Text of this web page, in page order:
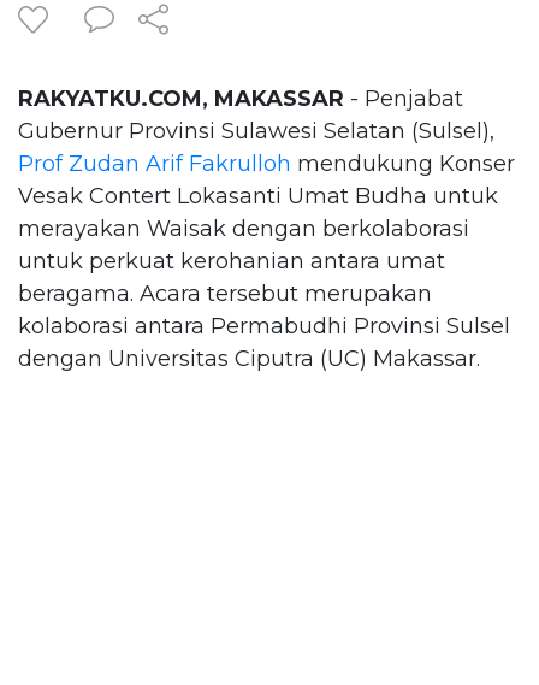
RAKYATKU.COM, MAKASSAR - Penjabat
Gubernur Provinsi Sulawesi Selatan (Sulsel),
Prof Zudan Arif Fakrulloh mendukung Konser
Vesak Contert Lokasanti Umat Budha untuk
merayakan Waisak dengan berkolaborasi
untuk perkuat kerohanian antara umat
beragama. Acara tersebut merupakan
kolaborasi antara Permabudhi Provinsi Sulsel
dengan Universitas Ciputra (UC) Makassar.